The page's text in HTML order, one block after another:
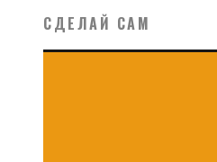
СДЕЛАЙ САМ